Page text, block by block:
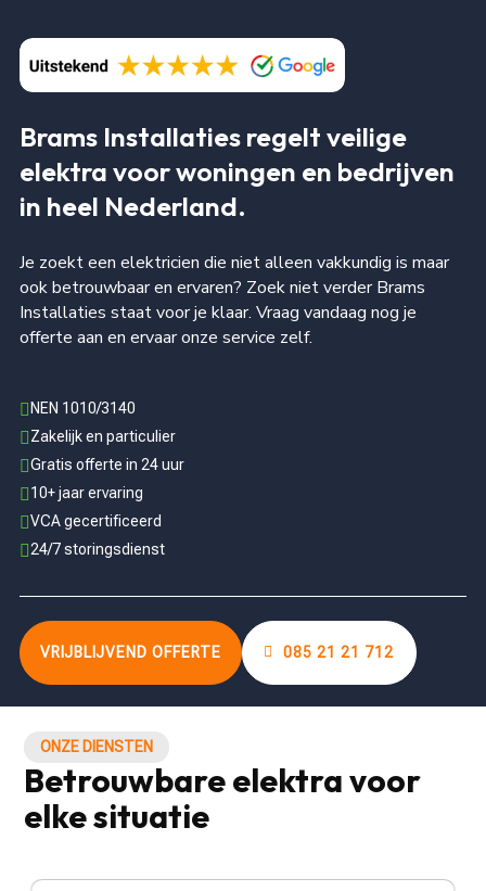
Brams Installaties regelt veilige
elektra voor woningen en bedrijven
in heel Nederland.
Je zoekt een elektricien die niet alleen vakkundig is maar
ook betrouwbaar en ervaren? Zoek niet verder Brams
Installaties staat voor je klaar. Vraag vandaag nog je
offerte aan en ervaar onze service zelf.
 NEN 1010/3140
Zakelijk en particulier
Gratis offerte in 24 uur
10+ jaar ervaring
VCA gecertificeerd
24/7 storingsdienst
VRIJBLIJVEND OFFERTE 085 21 21 712
ONZE DIENSTEN
Betrouwbare elektra voor
elke situatie